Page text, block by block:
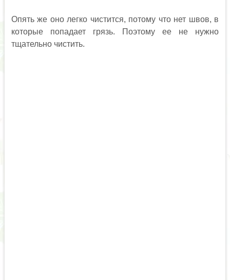
Опять же оно легко чистится, потому что нет швов, в
которые попадает грязь. Поэтому ее не нужно
тщательно чистить.